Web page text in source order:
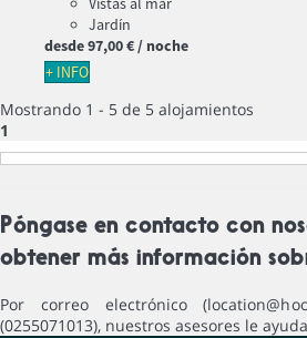
Jardín
desde97,00 €/ noche
+ INFO
Mostrando 1 - 5 de 5 alojamientos
1
Póngase en contacto con
obtener más información
Por correo electrónico
(0255071013), nuestros asesores le